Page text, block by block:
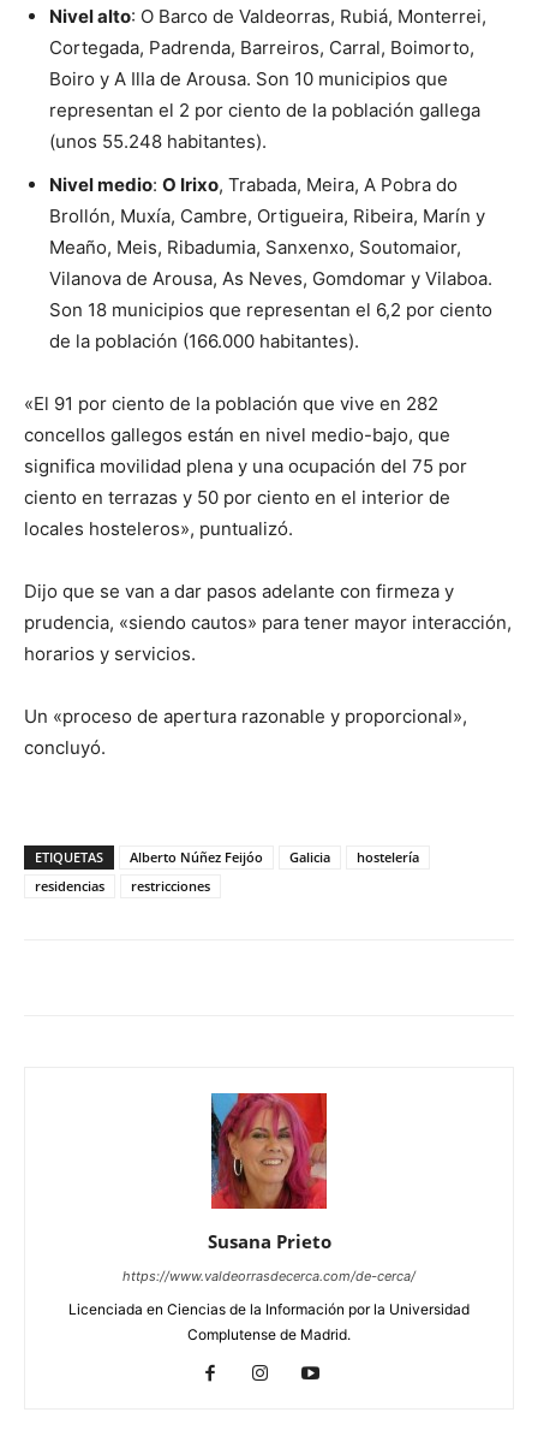
Nivel alto: O Barco de Valdeorras, Rubiá, Monterrei,
Cortegada, Padrenda, Barreiros, Carral, Boimorto,
Boiro y A Illa de Arousa. Son 10 municipios que
representan el 2 por ciento de la población gallega
(unos 55.248 habitantes).
Nivel medio: O Irixo, Trabada, Meira, A Pobra do
Brollón, Muxía, Cambre, Ortigueira, Ribeira, Marín y
Meaño, Meis, Ribadumia, Sanxenxo, Soutomaior,
Vilanova de Arousa, As Neves, Gomdomar y Vilaboa.
Son 18 municipios que representan el 6,2 por ciento
de la población (166.000 habitantes).
«El 91 por ciento de la población que vive en 282
concellos gallegos están en nivel medio-bajo, que
significa movilidad plena y una ocupación del 75 por
ciento en terrazas y 50 por ciento en el interior de
locales hosteleros», puntualizó.
Dijo que se van a dar pasos adelante con firmeza y
prudencia, «siendo cautos» para tener mayor interacción,
horarios y servicios.
Un «proceso de apertura razonable y proporcional»,
concluyó.
ETIQUETAS Alberto Núñez Feijóo Galicia
hostelería
residencias
restricciones
Susana Prieto
https://www.valdeorrasdecerca.com/de-cerca/
Licenciada en Ciencias de la Información por la Universidad
Complutense de Madrid.